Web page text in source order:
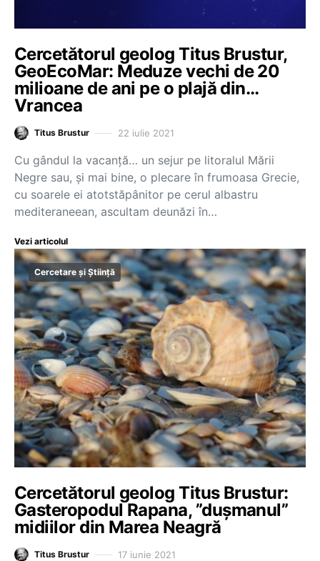
Cercetătorul geolog Titus Brustur,
GeoEcoMar: Meduze vechi de 20
milioane de ani pe o plajă din…
Vrancea
Titus Brustur 22 iulie 2021
Cu gândul la vacanță… un sejur pe litoralul Mării
Negre sau, și mai bine, o plecare în frumoasa Grecie,
cu soarele ei atotstăpânitor pe cerul albastru
mediteraneean, ascultam deunăzi în…
Vezi articolul
Cercetare și Știință
Cercetătorul geolog Titus Brustur:
Gasteropodul Rapana, ”dușmanul”
midiilor din Marea Neagră
Titus Brustur 17 iunie 2021